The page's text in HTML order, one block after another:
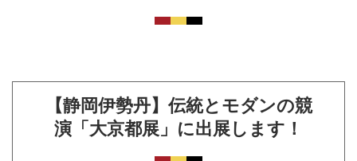
【静岡伊勢丹】伝統とモダンの競
演「大京都展」に出展します！